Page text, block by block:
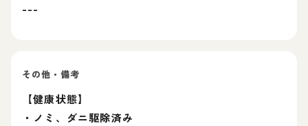
---
その他・備考
【健康状態】
・ノミ、ダニ駆除済み